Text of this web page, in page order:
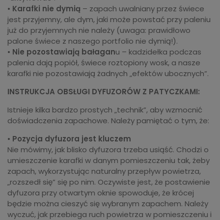
• Karafki nie dymią – zapach uwalniany przez świece
jest przyjemny, ale dym, jaki może powstać przy paleniu
już do przyjemnych nie należy (uwaga: prawidłowo
palone świece z naszego portfolio nie dymią!).
• Nie pozostawiają bałaganu – kadzidełka podczas
palenia dają popiół, świece roztopiony wosk, a nasze
karafki nie pozostawiają żadnych „efektów ubocznych”.
INSTRUKCJA OBSŁUGI DYFUZORÓW Z PATYCZKAMI:
Istnieje kilka bardzo prostych „technik”, aby wzmocnić
doświadczenia zapachowe. Należy pamiętać o tym, że:
• Pozycja dyfuzora jest kluczem
Nie mówimy, jak blisko dyfuzora trzeba usiąść. Chodzi o
umieszczenie karafki w danym pomieszczeniu tak, żeby
zapach, wykorzystując naturalny przepływ powietrza,
„rozszedł się” się po nim. Oczywiste jest, że postawienie
dyfuzora przy otwartym oknie spowoduje, że krócej
będzie można cieszyć się wybranym zapachem. Należy
wyczuć, jak przebiega ruch powietrza w pomieszczeniu i